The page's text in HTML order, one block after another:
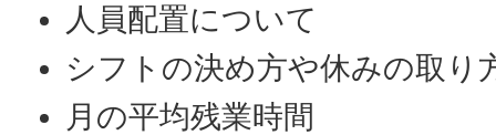
人員配置について
シフトの決め方や休みの取り
月の平均残業時間